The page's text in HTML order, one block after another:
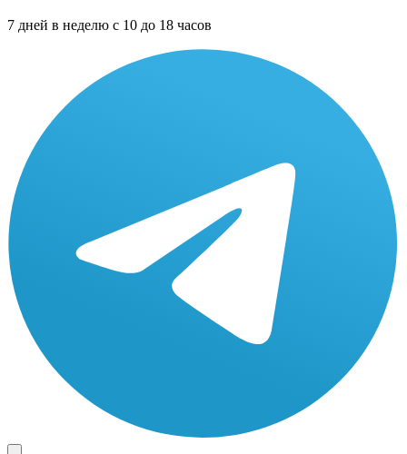
7 дней в неделю с 10 до 18 часов